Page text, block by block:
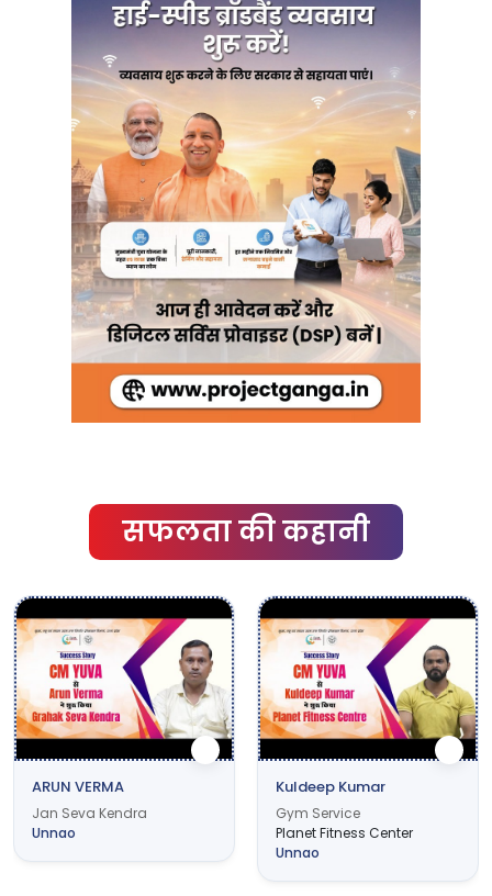
सफलता की कहानी
ARUN VERMA
Jan Seva Kendra
Unnao
Kuldeep Kumar
Gym Service
Planet Fitness Center
Unnao